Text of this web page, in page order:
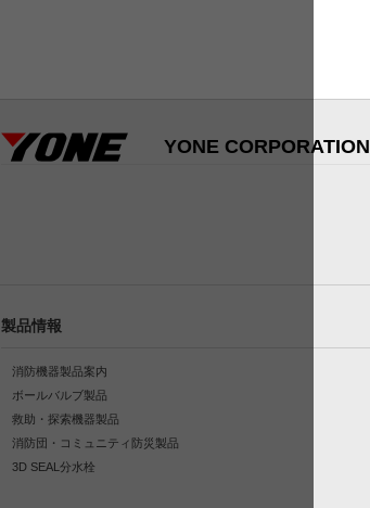
YONE CORPORATION
製品情報
消防機器製品案内
ボールバルブ製品
救助・探索機器製品
消防団・コミュニティ防災製品
3D SEAL分水栓